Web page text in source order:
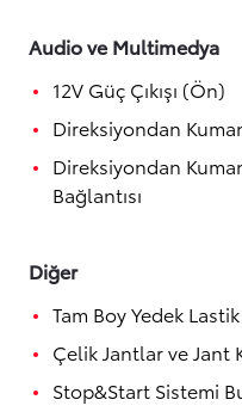
Audio ve Multimedya
12V Güç Çıkışı (Ön)
Direksiyondan
Direksiyondan
Bağlantısı
Diğer
Tam Boy Yedek Lastik
Çelik Jantlar ve Jant
Stop&Start Sistemi